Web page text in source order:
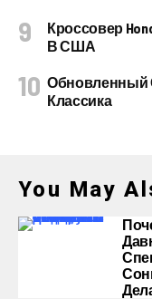
Кроссовер
В США
Обновленный
Классика
You May